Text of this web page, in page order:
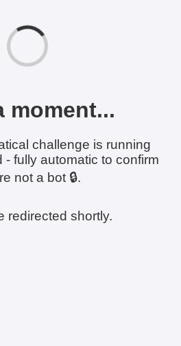
moment...
challenge is running
- fully automatic to confirm
not a bot 🔒.
redirected shortly.